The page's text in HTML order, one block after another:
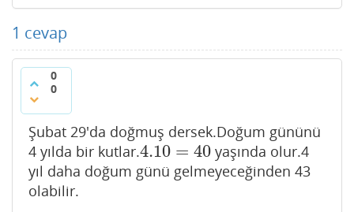
1 cevap
0
0
Şubat 29'da doğmuş dersek.Doğum gününü
4 yılda bir kutlar.4.10 = 40
4.10= 40
yaşında olur.4
yıl daha doğum günü gelmeyeceğinden 43
olabilir.